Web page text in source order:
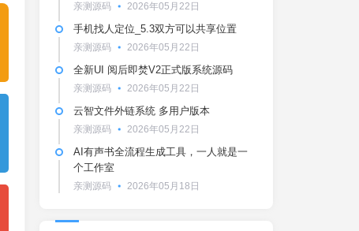
亲测源码 2026年05月22日
手机找人定位_5.3双方可以共享位置
亲测源码 2026年05月22日
全新UI 阅后即焚V2正式版系统源码
亲测源码 2026年05月22日
云智文件外链系统 多用户版本
亲测源码 2026年05月22日
AI有声书全流程生成工具，一人就是一
个工作室
亲测源码 2026年05月18日